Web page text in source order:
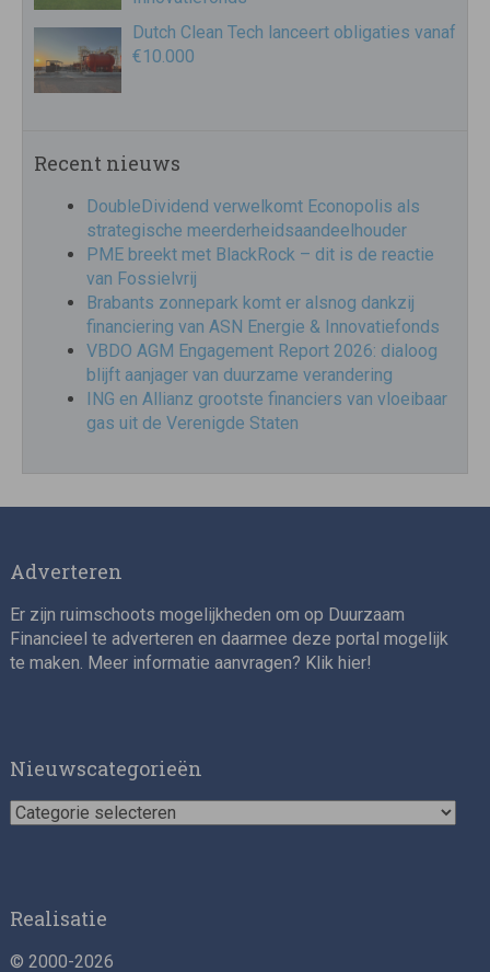
Dutch Clean Tech lanceert obligaties vanaf
€10.000
Recent nieuws
DoubleDividend verwelkomt Econopolis als
strategische meerderheidsaandeelhouder
PME breekt met BlackRock – dit is de reactie
van Fossielvrij
Brabants zonnepark komt er alsnog dankzij
financiering van ASN Energie & Innovatiefonds
VBDO AGM Engagement Report 2026: dialoog
blijft aanjager van duurzame verandering
ING en Allianz grootste financiers van vloeibaar
gas uit de Verenigde Staten
Adverteren
Er zijn ruimschoots mogelijkheden om op Duurzaam
Financieel te adverteren en daarmee deze portal mogelijk
te maken. Meer informatie aanvragen? Klik hier!
Nieuwscategorieën
Nieuwscategorieën
Realisatie
© 2000-2026